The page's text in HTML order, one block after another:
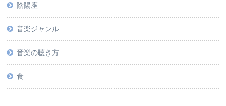
陰陽座
音楽ジャンル
音楽の聴き方
食